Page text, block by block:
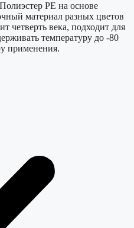
Полиэстер PE на основе
материал разных цветов
четверть века, подходит для
температуру до -80
применения.